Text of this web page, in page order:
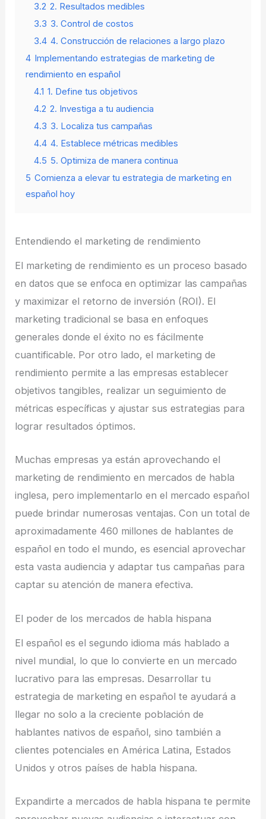
3.2 2. Resultados medibles
3.3 3. Control de costos
3.4 4. Construcción de relaciones a largo plazo
4 Implementando estrategias de marketing de
rendimiento en español
4.1 1. Define tus objetivos
4.2 2. Investiga a tu audiencia
4.3 3. Localiza tus campañas
4.4 4. Establece métricas medibles
4.5 5. Optimiza de manera continua
5 Comienza a elevar tu estrategia de marketing en
español hoy
Entendiendo el marketing de rendimiento
El marketing de rendimiento es un proceso basado
en datos que se enfoca en optimizar las campañas
y maximizar el retorno de inversión (ROI). El
marketing tradicional se basa en enfoques
generales donde el éxito no es fácilmente
cuantificable. Por otro lado, el marketing de
rendimiento permite a las empresas establecer
objetivos tangibles, realizar un seguimiento de
métricas específicas y ajustar sus estrategias para
lograr resultados óptimos.
Muchas empresas ya están aprovechando el
marketing de rendimiento en mercados de habla
inglesa, pero implementarlo en el mercado español
puede brindar numerosas ventajas. Con un total de
aproximadamente 460 millones de hablantes de
español en todo el mundo, es esencial aprovechar
esta vasta audiencia y adaptar tus campañas para
captar su atención de manera efectiva.
El poder de los mercados de habla hispana
El español es el segundo idioma más hablado a
nivel mundial, lo que lo convierte en un mercado
lucrativo para las empresas. Desarrollar tu
estrategia de marketing en español te ayudará a
llegar no solo a la creciente población de
hablantes nativos de español, sino también a
clientes potenciales en América Latina, Estados
Unidos y otros países de habla hispana.
Expandirte a mercados de habla hispana te permite